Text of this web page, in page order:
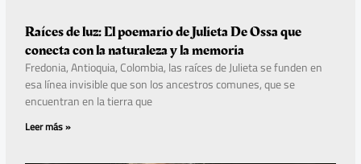
Raíces de luz: El poemario de Julieta De Ossa que
conecta con la naturaleza y la memoria
Fredonia, Antioquia, Colombia, las raíces de Julieta se funden en
esa línea invisible que son los ancestros comunes, que se
encuentran en la tierra que
Leer más »